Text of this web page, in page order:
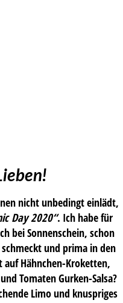
nicht unbedingt einlädt,
Day 2020“. Ich habe für
bei Sonnenschein, schon
und prima in den
auf Hähnchen-Kroketten,
Tomaten Gurken-Salsa?
Limo und knuspriges